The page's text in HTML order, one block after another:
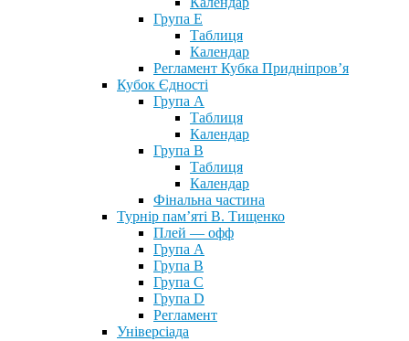
Група Е
Таблиця
Календар
Регламент Кубка Придніпров’я
Кубок Єдності
Група А
Таблиця
Календар
Група В
Таблиця
Календар
Фінальна частина
Турнір пам’яті В. Тищенко
Плей — офф
Група А
Група B
Група С
Група D
Регламент
Універсіада